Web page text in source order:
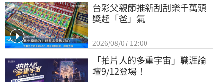
台彩父親節推新刮刮樂千萬頭
獎超「爸」氣
2026/08/07 12:00
「拍片人的多重宇宙」職涯論
壇9/12登場！